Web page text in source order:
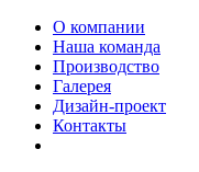
О компании
Наша команда
Производство
Галерея
Дизайн-проект
Контакты